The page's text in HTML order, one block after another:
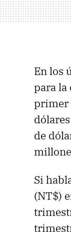
En los
para la
primer
de
Si
(NT$)